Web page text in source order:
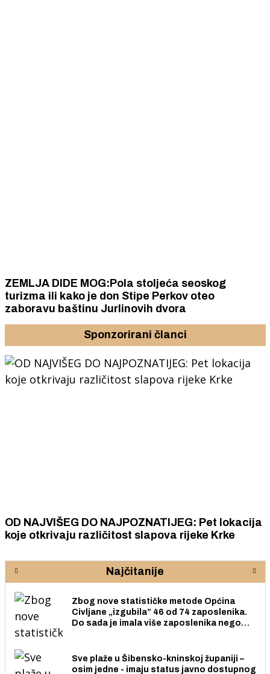
ZEMLJA DIDE MOG:Pola stoljeća seoskog
turizma ili kako je don Stipe Perkov oteo
zaboravu baštinu Jurlinovih dvora
Sponzorirani članci
OD NAJVIŠEG DO NAJPOZNATIJEG: Pet lokacija
koje otkrivaju različitost slapova rijeke Krke
Najčitanije
Zbog nove statističke metode Općina
Civljane „izgubila” 46 od 74 zaposlenika.
Do sada je imala više zaposlenika nego
Sve plaže u Šibensko-kninskoj županiji –
osim jedne - imaju status javno dostupnog